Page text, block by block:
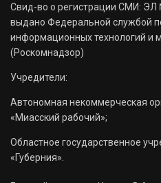
Свид-во о регистрации СМИ: ЭЛ
выдано Федеральной службой
информационных технологий и
(Роскомнадзор)
Учредители:
Автономная некоммерческая
«Миасский рабочий»;
Областное государственное
«Губерния».